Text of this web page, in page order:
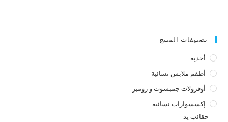
تصنيفات المنتج
أحذية
أطقم ملابس نسائية
أوفرولات جمبسوت و رومبر
إكسسوارات نسائية
حقائب يد